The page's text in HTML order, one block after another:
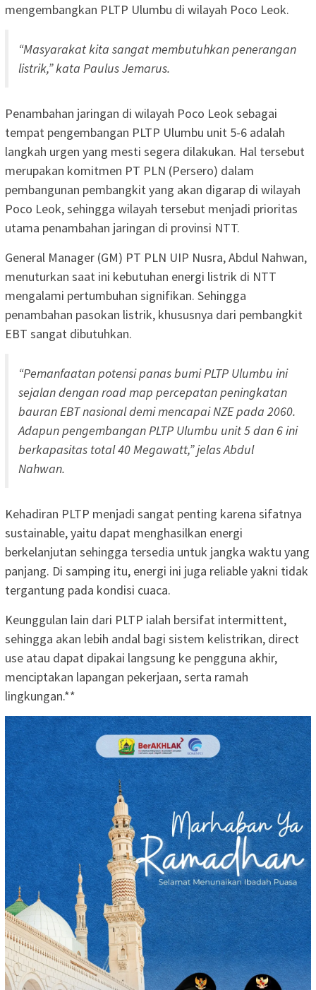
mengembangkan PLTP Ulumbu di wilayah Poco Leok.
“Masyarakat kita sangat membutuhkan penerangan
listrik,” kata Paulus Jemarus.
Penambahan jaringan di wilayah Poco Leok sebagai
tempat pengembangan PLTP Ulumbu unit 5-6 adalah
langkah urgen yang mesti segera dilakukan. Hal tersebut
merupakan komitmen PT PLN (Persero) dalam
pembangunan pembangkit yang akan digarap di wilayah
Poco Leok, sehingga wilayah tersebut menjadi prioritas
utama penambahan jaringan di provinsi NTT.
General Manager (GM) PT PLN UIP Nusra, Abdul Nahwan,
menuturkan saat ini kebutuhan energi listrik di NTT
mengalami pertumbuhan signifikan. Sehingga
penambahan pasokan listrik, khususnya dari pembangkit
EBT sangat dibutuhkan.
“Pemanfaatan potensi panas bumi PLTP Ulumbu ini
sejalan dengan road map percepatan peningkatan
bauran EBT nasional demi mencapai NZE pada 2060.
Adapun pengembangan PLTP Ulumbu unit 5 dan 6 ini
berkapasitas total 40 Megawatt,” jelas Abdul
Nahwan.
Kehadiran PLTP menjadi sangat penting karena sifatnya
sustainable, yaitu dapat menghasilkan energi
berkelanjutan sehingga tersedia untuk jangka waktu yang
panjang. Di samping itu, energi ini juga reliable yakni tidak
tergantung pada kondisi cuaca.
Keunggulan lain dari PLTP ialah bersifat intermittent,
sehingga akan lebih andal bagi sistem kelistrikan, direct
use atau dapat dipakai langsung ke pengguna akhir,
menciptakan lapangan pekerjaan, serta ramah
lingkungan.**